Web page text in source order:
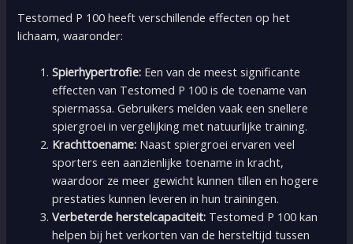
Testomed P 100 heeft verschillende effecten op het
lichaam, waaronder:
Spierhypertrofie: Een van de meest significante
effecten van Testomed P 100 is de toename van
spiermassa. Gebruikers melden vaak een snellere
spiergroei in vergelijking met natuurlijke training.
Krachttoename: Naast spiergroei ervaren veel
sporters een aanzienlijke toename in kracht,
waardoor ze meer gewicht kunnen tillen en hogere
prestaties kunnen leveren in hun trainingen.
Verbeterde herstelcapaciteit: Testomed P 100 kan
helpen bij het verkorten van de hersteltijd tussen